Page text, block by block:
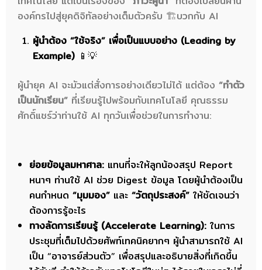
องค์กรไปสู่ยุคดิจิทัลอย่างเต็มตัวครับ 🏗️บวกกับ AI
ผู้นำต้อง “ใช้จริง” เพื่อเป็นแบบอย่าง (Leading by
Example)📱💡
ผู้นำยุค AI จะมัวแต่สั่งการอย่างเดียวไม่ได้ แต่ต้อง “ทำตัว
เป็นนักเรียน” ที่เรียนรู้ไปพร้อมกับเทคโนโลยี คุณธรรม
ศักดิ์แชร์ว่าท่านใช้ AI ทุกวันเพื่อช่วยในการทำงาน:
ย่อยข้อมูลมหาศาล: แทนที่จะให้ลูกน้องสรุป Report
หนาๆ ท่านใช้ AI ช่วย Digest ข้อมูล โดยผู้นำต้องเป็น
คนกำหนด “มุมมอง” และ “วัตถุประสงค์” ให้ชัดเจนว่า
ต้องการรู้อะไร
ทางลัดการเรียนรู้ (Accelerate Learning): ในการ
ประชุมที่เต็มไปด้วยศัพท์เทคนิคยากๆ ผู้นำสามารถใช้ AI
เป็น “อาจารย์ส่วนตัว” เพื่อสรุปและอธิบายสิ่งที่เกิดขึ้น